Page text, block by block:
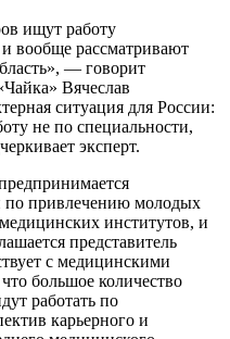
ищут работу
вообще рассматривают
— говорит
Вячеслав
ситуация для России:
не по специальности,
эксперт.
по привлечению молодых
институтов, и
представитель
с медицинскими
большое количество
работать по
карьерного и